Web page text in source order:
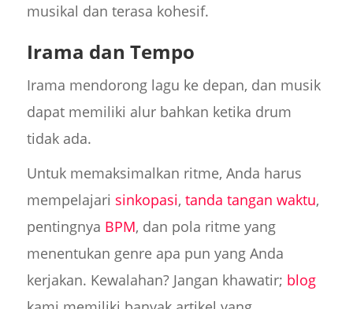
musikal dan terasa kohesif.
Irama dan Tempo
Irama mendorong lagu ke depan, dan musik
dapat memiliki alur bahkan ketika drum
tidak ada.
Untuk memaksimalkan ritme, Anda harus
mempelajari sinkopasi, tanda tangan waktu,
pentingnya BPM, dan pola ritme yang
menentukan genre apa pun yang Anda
kerjakan. Kewalahan? Jangan khawatir; blog